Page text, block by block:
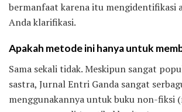
bermanfaat karena itu mengidentifikasi
Anda klarifikasi.
Apakah metode ini hanya untuk
Sama sekali tidak. Meskipun sangat
sastra, Jurnal Entri Ganda sangat
menggunakannya untuk buku non-fiksi